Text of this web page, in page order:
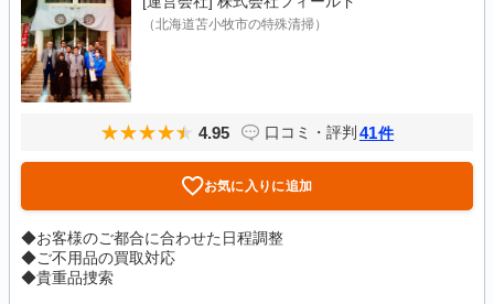
（北海道苫小牧市の特殊清掃）
4.95 口コミ・評判 41件
お気に入りに追加
◆お客様のご都合に合わせた日程調整
◆ご不用品の買取対応
◆貴重品捜索